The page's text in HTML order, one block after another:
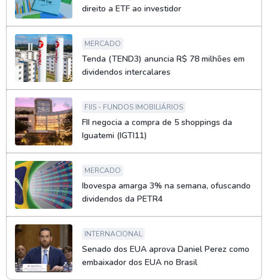
direito a ETF ao investidor
MERCADO
Tenda (TEND3) anuncia R$ 78 milhões em
dividendos intercalares
FIIS - FUNDOS IMOBILIÁRIOS
FII negocia a compra de 5 shoppings da
Iguatemi (IGTI11)
MERCADO
Ibovespa amarga 3% na semana, ofuscando
dividendos da PETR4
INTERNACIONAL
Senado dos EUA aprova Daniel Perez como
embaixador dos EUA no Brasil